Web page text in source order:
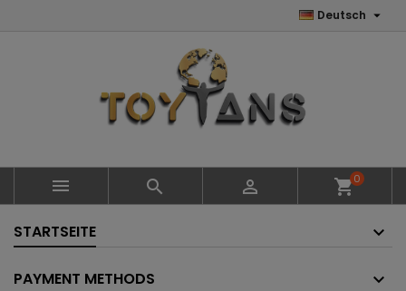
Deutsch 
   shopping_cart0
STARTSEITE
PAYMENT METHODS